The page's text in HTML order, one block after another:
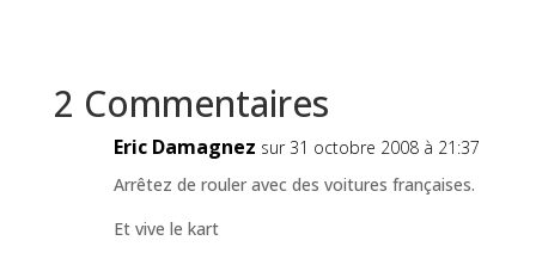
2 Commentaires
Eric Damagnez sur 31 octobre 2008 à 21:37
Arrêtez de rouler avec des voitures françaises.
Et vive le kart